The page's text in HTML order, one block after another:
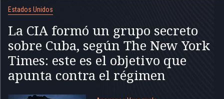
Estados Unidos
La CIA formó un grupo secreto
sobre Cuba, según The New York
Times: este es el objetivo que
apunta contra el régimen